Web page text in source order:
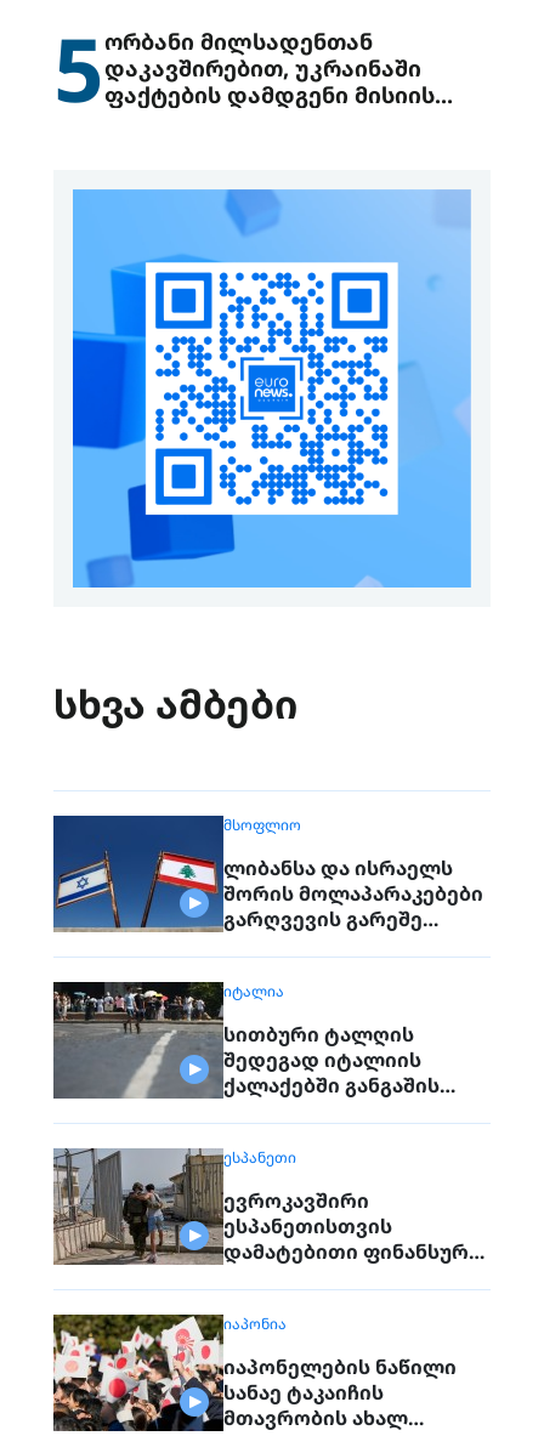
5ორბანი მილსადენთან
დაკავშირებით, უკრაინაში
ფაქტების დამდგენი მისიის
სხვა ამბები
ᲛᲡᲝᲤᲚᲘᲝ
ლიბანსა და ისრაელს
შორის მოლაპარაკებები
გარღვევის გარეშე
სექტემბერს შეხვდებიან
ᲘᲢᲐᲚᲘᲐ
სითბური ტალღის
შედეგად იტალიის
ქალაქებში განგაშის
ᲔᲡᲞᲐᲜᲔᲗᲘ
ევროკავშირი
ესპანეთისთვის
დამატებითი ფინანსური
ᲘᲐᲞᲝᲜᲘᲐ
იაპონელების ნაწილი
სანაე ტაკაიჩის
მთავრობის ახალ